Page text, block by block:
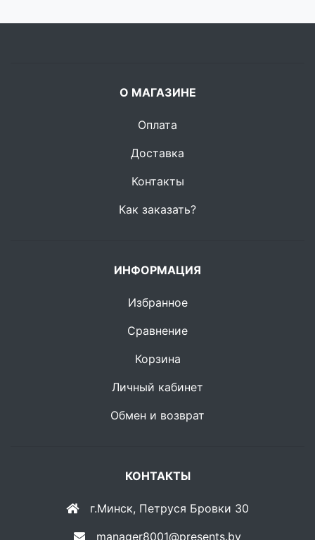
О МАГАЗИНЕ
Оплата
Доставка
Контакты
Как заказать?
ИНФОРМАЦИЯ
Избранное
Сравнение
Корзина
Личный кабинет
Обмен и возврат
КОНТАКТЫ
г.Минск, Петруся Бровки 30
manager8001@presents.by